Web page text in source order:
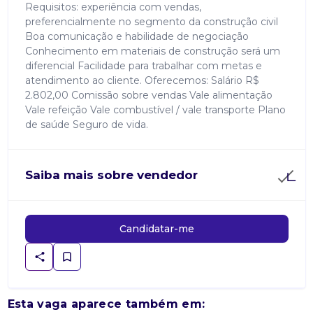
Requisitos: experiência com vendas,
preferencialmente no segmento da construção civil
Boa comunicação e habilidade de negociação
Conhecimento em materiais de construção será um
diferencial Facilidade para trabalhar com metas e
atendimento ao cliente. Oferecemos: Salário R$
2.802,00 Comissão sobre vendas Vale alimentação
Vale refeição Vale combustível / vale transporte Plano
de saúde Seguro de vida.
Saiba mais sobre vendedor
Candidatar-me
Esta vaga aparece também em: